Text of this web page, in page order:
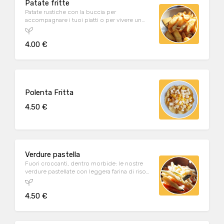
Patate fritte
Patate rustiche con la buccia per
accompagnare i tuoi piatti o per vivere un
piccolo momento di piacere.
4.00 €
Polenta Fritta
4.50 €
Verdure pastella
Fuori croccanti, dentro morbide: le nostre
verdure pastellate con leggera farina di riso
piacciono a grandi e bambini!
4.50 €